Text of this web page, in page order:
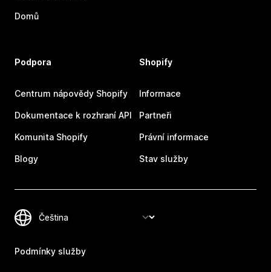
Domů
Podpora
Centrum nápovědy Shopify
Dokumentace k rozhraní API
Komunita Shopify
Blogy
Shopify
Informace
Partneři
Právní informace
Stav služby
Podmínky služby